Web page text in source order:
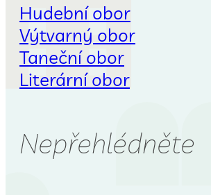
Hudební obor
Výtvarný obor
Taneční obor
Literární obor
Nepřehlédněte